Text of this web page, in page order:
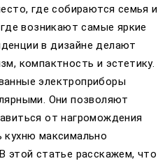
где собираются семья и
возникают самые яркие
в дизайне делают
компактность и эстетику.
электроприборы
Они позволяют
от нагромождения
кухню максимально
этой статье расскажем, что